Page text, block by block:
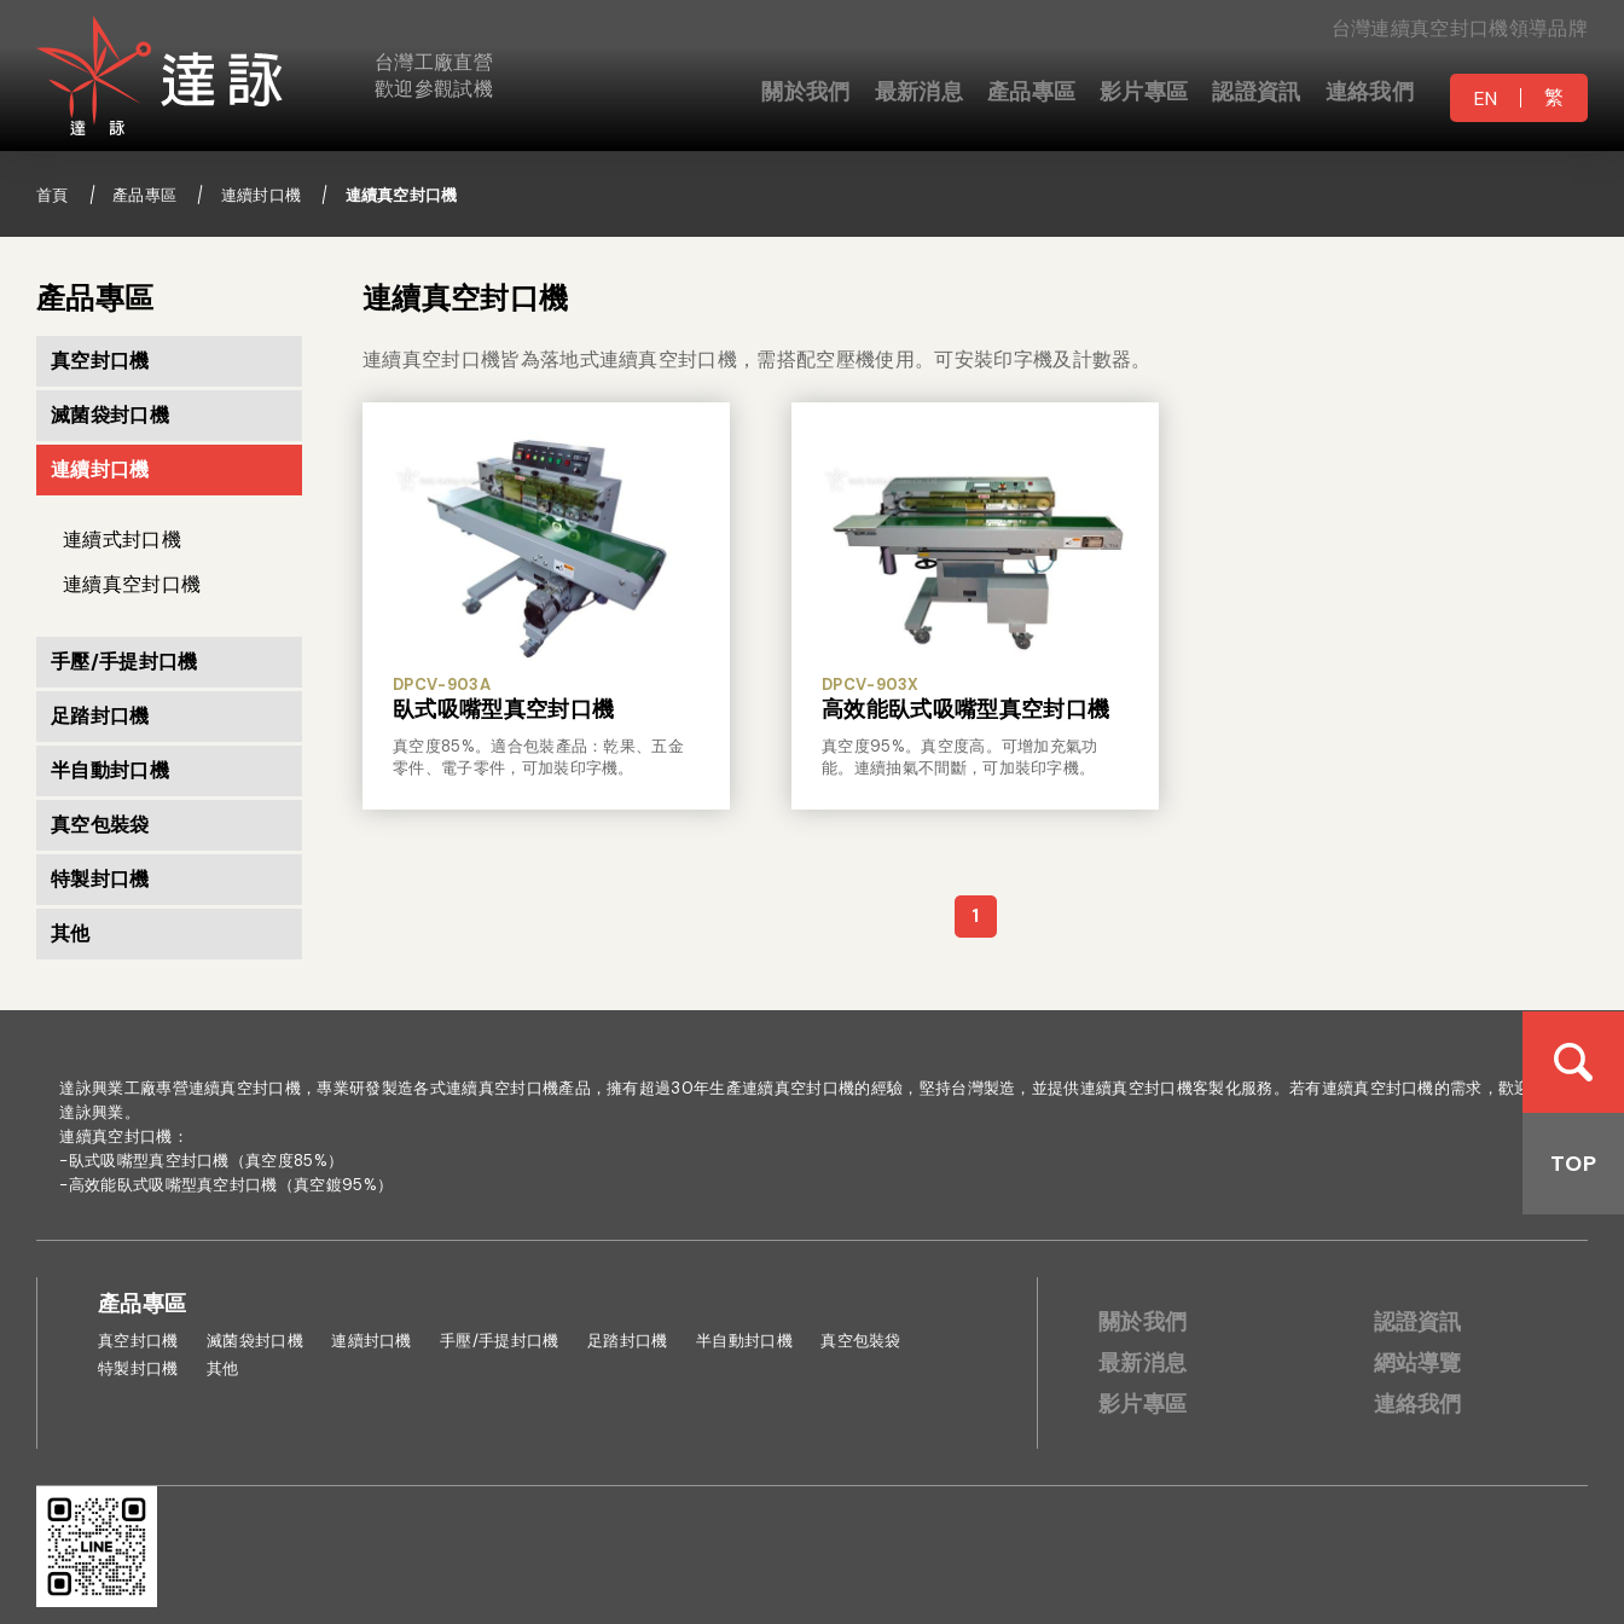
台灣工廠直營
歡迎參觀試機
台灣連續真空封口機領導品牌
關於我們 最新消息 產品專區 影片專區 認證資訊 連絡我們 EN 繁
首頁 產品專區 連續封口機 連續真空封口機
產品專區
真空封口機
滅菌袋封口機
連續封口機
連續式封口機
連續真空封口機
手壓/手提封口機
足踏封口機
半自動封口機
真空包裝袋
特製封口機
其他
連續真空封口機
連續真空封口機皆為落地式連續真空封口機，需搭配空壓機使用。可安裝印字機及計數器。
DPCV-903A
臥式吸嘴型真空封口機
真空度85%。適合包裝產品：乾果、五金
零件、電子零件，可加裝印字機。
DPCV-903X
高效能臥式吸嘴型真空封口機
真空度95%。真空度高。可增加充氣功
能。連續抽氣不間斷，可加裝印字機。
1
達詠興業工廠專營連續真空封口機，專業研發製造各式連續真空封口機產品，擁有超過30年生產連續真空封口機的經驗，堅持台灣製造，並提供連續真空封口機客製化服務。若有連續真空封口機的需求，歡迎聯繫
達詠興業。
連續真空封口機：
-臥式吸嘴型真空封口機（真空度85%）
-高效能臥式吸嘴型真空封口機（真空鍍95%）
產品專區
真空封口機 滅菌袋封口機 連續封口機 手壓/手提封口機 足踏封口機 半自動封口機
真空包裝袋
特製封口機
其他
關於我們
最新消息
影片專區
認證資訊
網站導覽
連絡我們
TOP